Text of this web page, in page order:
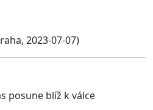
2023-07-07)
posune blíž k válce